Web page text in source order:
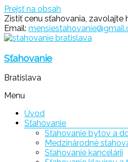
Prejsť na obsah
Zistiť cenu sťahovania, zavolajte
Email:
Sťahovanie
Bratislava
Menu
Úvod
Sťahovanie
Sťahovanie bytov a
Medzinárodné
Sťahovanie kancelárii